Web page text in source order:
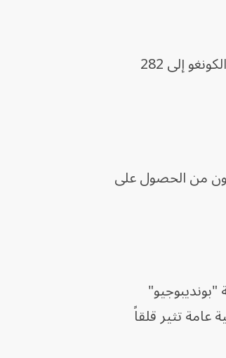
ووفقاً لبيانات من وزارة الاتصالات، ارتفع عدد الإصابات المؤكدة بفيروس "إيبولا" في الكونغو إلى 282
من الحصول على
عامة تثير قلقاً